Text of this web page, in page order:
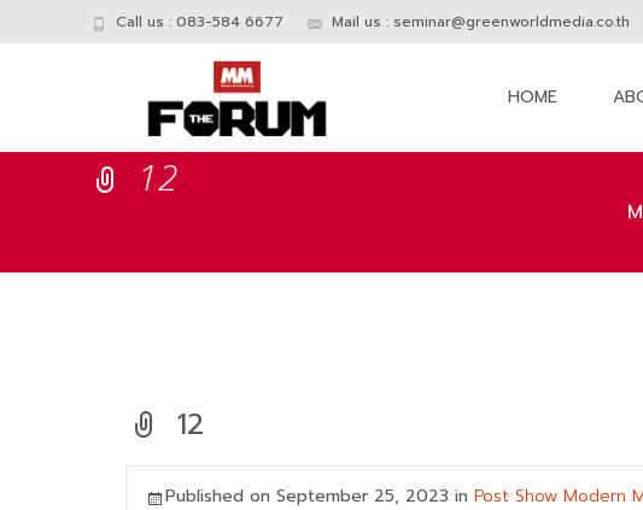
Call us : 083-584 6677 Mail us : seminar@greenworldmedia.co.th
HOME
12
12
Published on September 25, 2023 in Post Show Modern